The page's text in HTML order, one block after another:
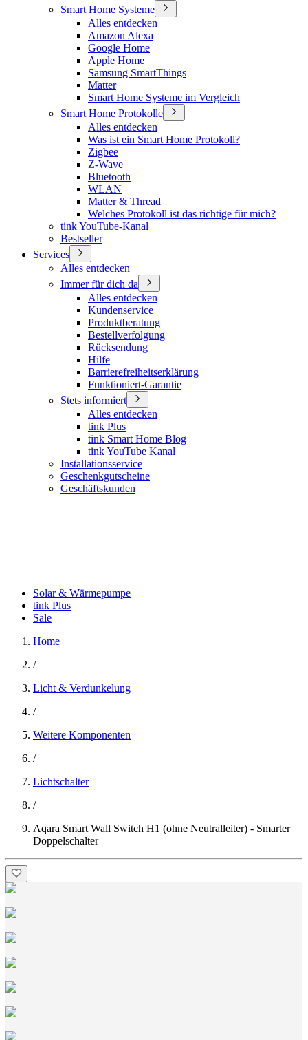
Smart Home Systeme
Alles entdecken
Amazon Alexa
Google Home
Apple Home
Samsung SmartThings
Matter
Smart Home Systeme im Vergleich
Smart Home Protokolle
Alles entdecken
Was ist ein Smart Home Protokoll?
Zigbee
Z-Wave
Bluetooth
WLAN
Matter & Thread
Welches Protokoll ist das richtige für mich?
tink YouTube-Kanal
Bestseller
Services
Alles entdecken
Immer für dich da
Alles entdecken
Kundenservice
Produktberatung
Bestellverfolgung
Rücksendung
Hilfe
Barrierefreiheitserklärung
Funktioniert-Garantie
Stets informiert
Alles entdecken
tink Plus
tink Smart Home Blog
tink YouTube Kanal
Installationsservice
Geschenkgutscheine
Geschäftskunden
Solar & Wärmepumpe
tink Plus
Sale
Home
/
Licht & Verdunkelung
/
Weitere Komponenten
/
Lichtschalter
/
Aqara Smart Wall Switch H1 (ohne Neutralleiter) - Smarter
Doppelschalter